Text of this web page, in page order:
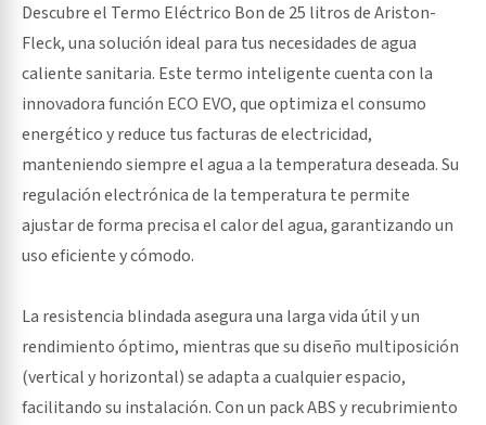
Descubre el Termo Eléctrico Bon de 25 litros de Ariston-
Fleck, una solución ideal para tus necesidades de agua
caliente sanitaria. Este termo inteligente cuenta con la
innovadora función ECO EVO, que optimiza el consumo
energético y reduce tus facturas de electricidad,
manteniendo siempre el agua a la temperatura deseada. Su
regulación electrónica de la temperatura te permite
ajustar de forma precisa el calor del agua, garantizando un
uso eficiente y cómodo.
La resistencia blindada asegura una larga vida útil y un
rendimiento óptimo, mientras que su diseño multiposición
(vertical y horizontal) se adapta a cualquier espacio,
facilitando su instalación. Con un pack ABS y recubrimiento